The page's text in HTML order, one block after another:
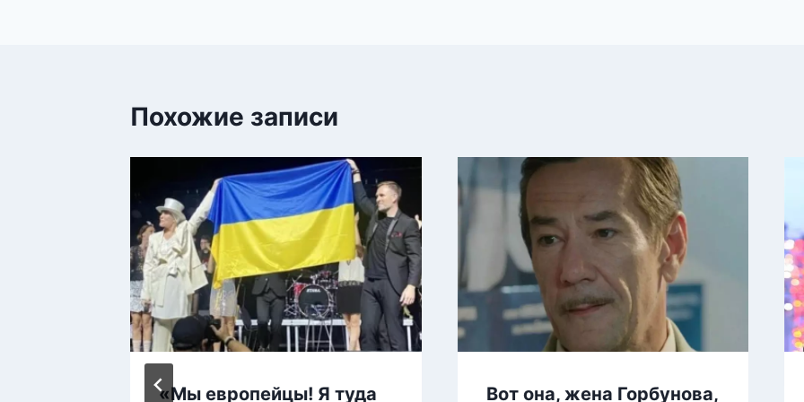
Похожие записи
«Мы европейцы! Я туда Вот она, жена Горбунова,